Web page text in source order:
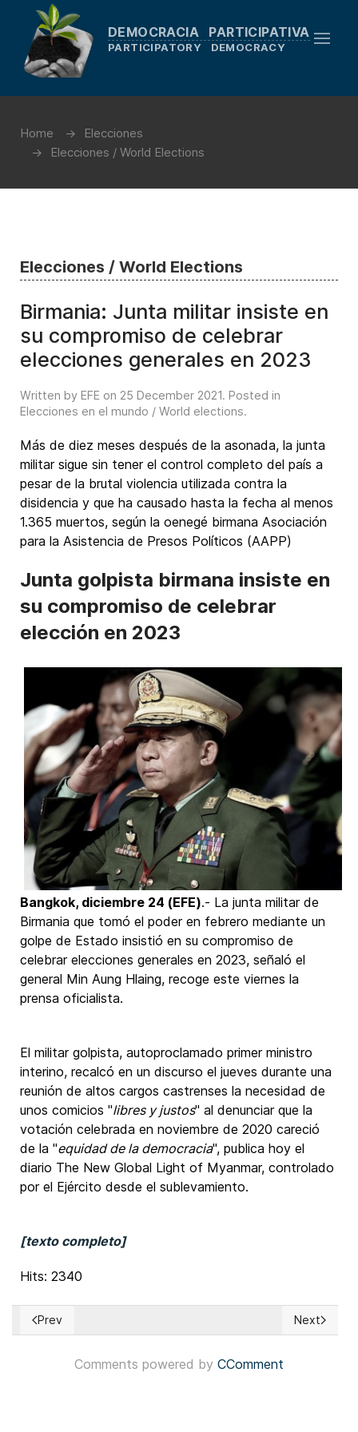
DEMOCRACIA PARTICIPATIVA
PARTICIPATORY DEMOCRACY
Home
Elecciones
Elecciones / World Elections
Elecciones / World Elections
Birmania: Junta militar insiste en
su compromiso de celebrar
elecciones generales en 2023
Written by EFE on 25 December 2021. Posted in
Elecciones en el mundo / World elections.
Más de diez meses después de la asonada, la junta
militar sigue sin tener el control completo del país a
pesar de la brutal violencia utilizada contra la
disidencia y que ha causado hasta la fecha al menos
1.365 muertos, según la oenegé birmana Asociación
para la Asistencia de Presos Políticos (AAPP)
Junta golpista birmana insiste en
su compromiso de celebrar
elección en 2023
Bangkok, diciembre 24 (EFE).- La junta militar de
Birmania que tomó el poder en febrero mediante un
golpe de Estado insistió en su compromiso de
celebrar elecciones generales en 2023, señaló el
general Min Aung Hlaing, recoge este viernes la
prensa oficialista.
El militar golpista, autoproclamado primer ministro
interino, recalcó en un discurso el jueves durante una
reunión de altos cargos castrenses la necesidad de
unos comicios "libres y justos" al denunciar que la
votación celebrada en noviembre de 2020 careció
de la "equidad de la democracia", publica hoy el
diario The New Global Light of Myanmar, controlado
por el Ejército desde el sublevamiento.
[texto completo]
Hits: 2340
Previous article: Getting on ballot in Mass. is a fine
Prev Next
Next
Comments powered by CComment